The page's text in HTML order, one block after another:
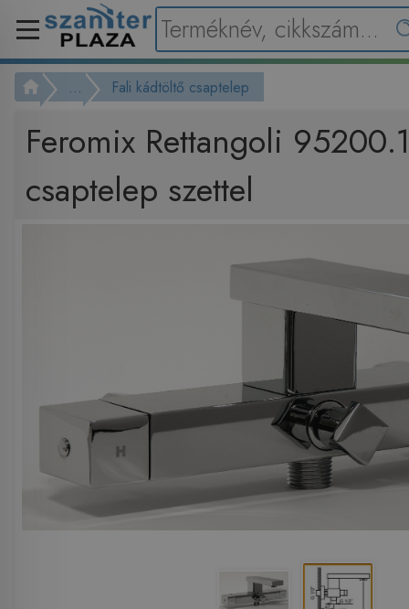
... Fali kádtöltő csaptelep
Feromix Rettangoli
csaptelep szettel